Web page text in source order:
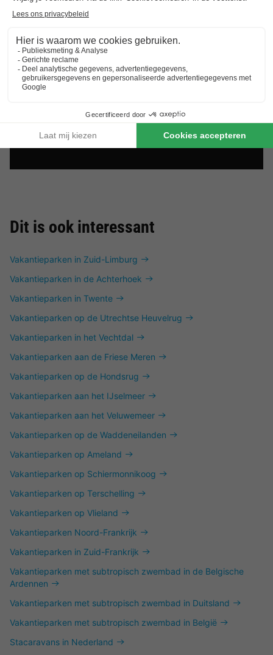
Dit is ook interessant
Vakantieparken in Zuid-Limburg
Vakantieparken in de Achterhoek
Vakantieparken in Twente
Vakantieparken op de Utrechtse Heuvelrug
Vakantieparken in het Vechtdal
Vakantieparken aan de Friese Meren
Vakantieparken op de Hondsrug
Vakantieparken aan het IJselmeer
Vakantieparken aan het Veluwemeer
Vakantieparken op de Waddeneilanden
Vakantieparken op Ameland
Vakantieparken op Schiermonnikoog
Vakantieparken op Terschelling
Vakantieparken op Vlieland
Vakantieparken Noord-Frankrijk
Vakantieparken in Zuid-Frankrijk
Vakantieparken met subtropisch zwembad in de Belgische
Ardennen
Vakantieparken met subtropisch zwembad in Duitsland
Vakantieparken met subtropisch zwembad in België
Stacaravans in Nederland